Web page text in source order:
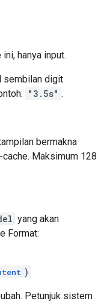
hanya input.
sembilan digit
"3.5s" .
bermakna
Maksimum 128
yang akan
Format:
)
Petunjuk sistem